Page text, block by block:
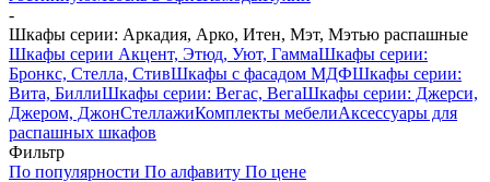
-
Шкафы серии: Аркадия, Арко, Итен, Мэт, Мэтью распашные
Шкафы серии Акцент, Этюд, Уют, ГаммаШкафы серии:
Бронкс, Стелла, СтивШкафы с фасадом МДФШкафы серии:
Вита, БиллиШкафы серии: Вегас, ВегаШкафы серии: Джерси,
Джером, ДжонСтеллажиКомплекты мебелиАксессуары для
распашных шкафов
Фильтр
По популярности По алфавиту По цене